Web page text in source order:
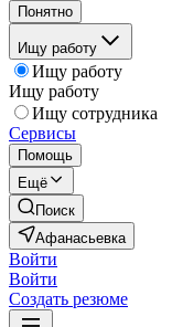
Понятно
Ищу работу
Ищу работу
Ищу работу
Ищу сотрудника
Сервисы
Помощь
Ещё
Поиск
Афанасьевка
Войти
Войти
Создать резюме